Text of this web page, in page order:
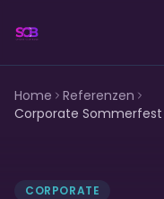
Skyline Club Band
Home
Referenzen
Corporate
CORPORATE